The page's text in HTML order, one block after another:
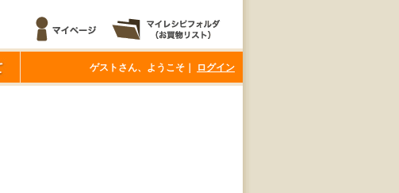
ゲストさん、ようこそ｜ ログイン